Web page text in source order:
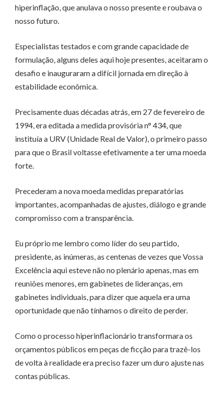
hiperinflação, que anulava o nosso presente e roubava o
nosso futuro.
Especialistas testados e com grande capacidade de
formulação, alguns deles aqui hoje presentes, aceitaram o
desafio e inauguraram a difícil jornada em direção à
estabilidade econômica.
Precisamente duas décadas atrás, em 27 de fevereiro de
1994, era editada a medida provisória n° 434, que
instituía a URV (Unidade Real de Valor), o primeiro passo
para que o Brasil voltasse efetivamente a ter uma moeda
forte.
Precederam a nova moeda medidas preparatórias
importantes, acompanhadas de ajustes, diálogo e grande
compromisso com a transparência.
Eu próprio me lembro como líder do seu partido,
presidente, as inúmeras, as centenas de vezes que Vossa
Excelência aqui esteve não no plenário apenas, mas em
reuniões menores, em gabinetes de lideranças, em
gabinetes individuais, para dizer que aquela era uma
oportunidade que não tínhamos o direito de perder.
Como o processo hiperinflacionário transformara os
orçamentos públicos em peças de ficção para trazê-los
de volta à realidade era preciso fazer um duro ajuste nas
contas públicas.